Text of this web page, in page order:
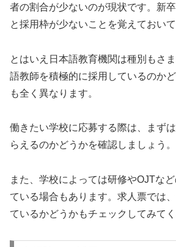
者の割合が少ないのが現状です。新
と採用枠が少ないことを覚えておいて
とはいえ日本語教育機関は種別もさ
語教師を積極的に採用しているのか
も全く異なります。
働きたい学校に応募する際は、まず
らえるのかどうかを確認しましょう。
また、学校によっては研修やOJTな
ている場合もあります。求人票では
ているかどうかもチェックしてみてく